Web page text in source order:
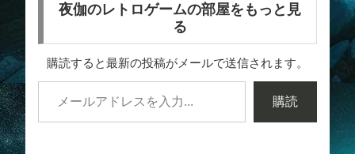
夜伽のレトロゲームの部屋をもっと見
る
購読すると最新の投稿がメールで送信されます。
購読